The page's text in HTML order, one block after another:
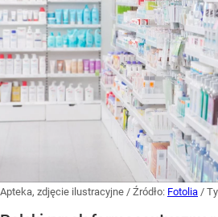
Apteka, zdjęcie ilustracyjne / Źródło: Fotolia /